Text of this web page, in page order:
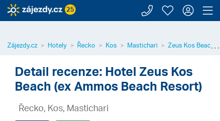
25 Zavolejte
Moje
⋯
Zájezdy.cz Hotely Řecko Kos Mastichari Zeus Kos Beach
Detail recenze: Hotel Zeus Kos
Beach (ex Ammos Beach Resort)
Řecko, Kos, Mastichari